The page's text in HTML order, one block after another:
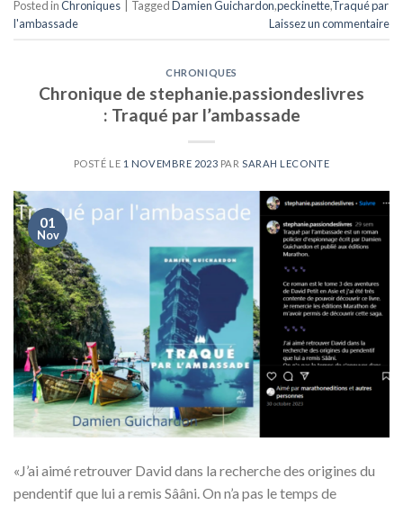
Posted inChroniques TaggedDamien Guichardon,peckinette,Traqué par
l'ambassade
Laissez un commentaire
CHRONIQUES
Chronique de stephanie.passiondeslivres
: Traqué par l’ambassade
POSTÉ LE 1 NOVEMBRE 2023 PAR SARAH LECONTE
01
Nov
«J’ai aimé retrouver David dans la recherche des origines du
pendentif que lui a remis Sââni. On n’a pas le temps de